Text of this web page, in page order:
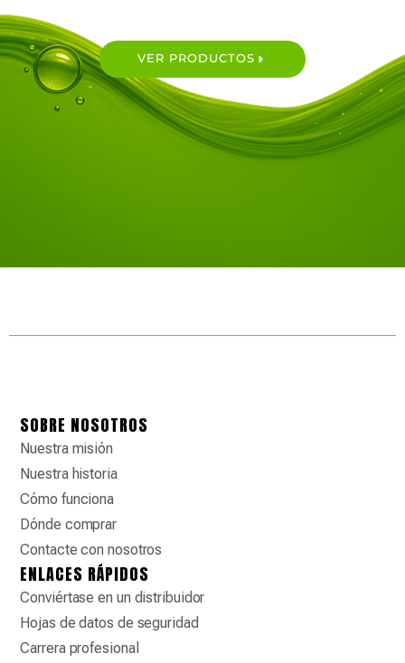
VER PRODUCTOS
SOBRE NOSOTROS
Nuestra misión
Nuestra historia
Cómo funciona
Dónde comprar
Contacte con nosotros
ENLACES RÁPIDOS
Conviértase en un distribuidor
Hojas de datos de seguridad
Carrera profesional